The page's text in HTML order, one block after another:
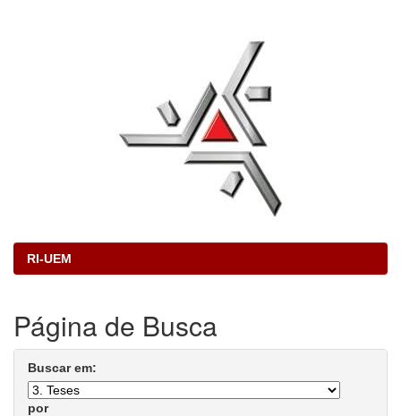
RI-UEM
Página de Busca
Buscar em:
por